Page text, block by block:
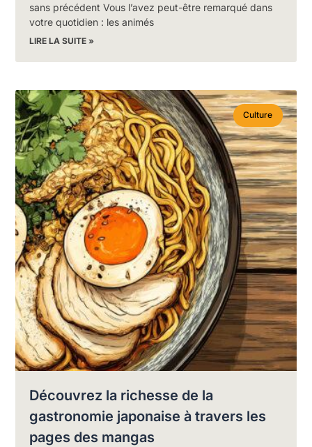
sans précédent Vous l’avez peut-être remarqué dans
votre quotidien : les animés
LIRE LA SUITE »
Culture
Découvrez la richesse de la
gastronomie japonaise à travers les
pages des mangas